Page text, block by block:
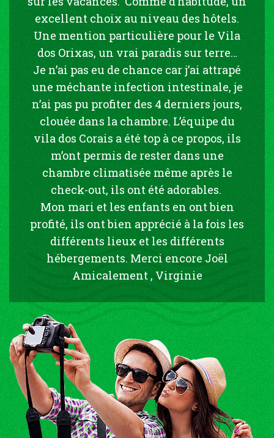
excellent choix au niveau des hôtels.
Une mention particulière pour le Vila
dos Orixas, un vrai paradis sur terre…
Je n’ai pas eu de chance car j’ai attrapé
une méchante infection intestinale, je
n’ai pas pu profiter des 4 derniers jours,
clouée dans la chambre. L’équipe du
vila dos Corais a été top à ce propos, ils
m’ont permis de rester dans une
chambre climatisée même après le
check-out, ils ont été adorables.
Mon mari et les enfants en ont bien
profité, ils ont bien apprécié à la fois les
différents lieux et les différents
hébergements. Merci encore Joël
Amicalement , Virginie